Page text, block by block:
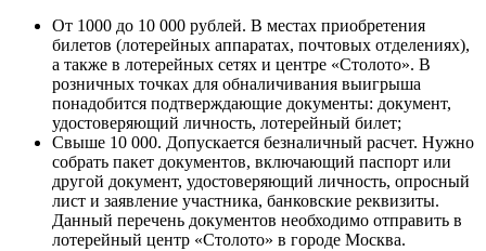
От 1000 до 10 000 рублей. В местах приобретения
билетов (лотерейных аппаратах, почтовых отделениях),
а также в лотерейных сетях и центре «Столото». В
розничных точках для обналичивания выигрыша
понадобится подтверждающие документы: документ,
удостоверяющий личность, лотерейный билет;
Свыше 10 000. Допускается безналичный расчет. Нужно
собрать пакет документов, включающий паспорт или
другой документ, удостоверяющий личность, опросный
лист и заявление участника, банковские реквизиты.
Данный перечень документов необходимо отправить в
лотерейный центр «Столото» в городе Москва.